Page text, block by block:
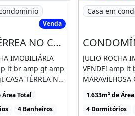
TÉRREA NO CONDOMÍNIO
Venda
CASA TÉRREA NO CONDOMÍNIO BELVEDERE GREEN!
IMOBILIÁRIA
lt br amp gt amp
TÉRREA NO
BELVEDERE [...]
Área Total
4 Banheiros
Imagem:
Casa em
JULIO ROCHA
VENDE! amp
MARAVILHOSA
CONDOMÍNIO
SERRA, À [...]
1.633m² de
4 Dormitórios